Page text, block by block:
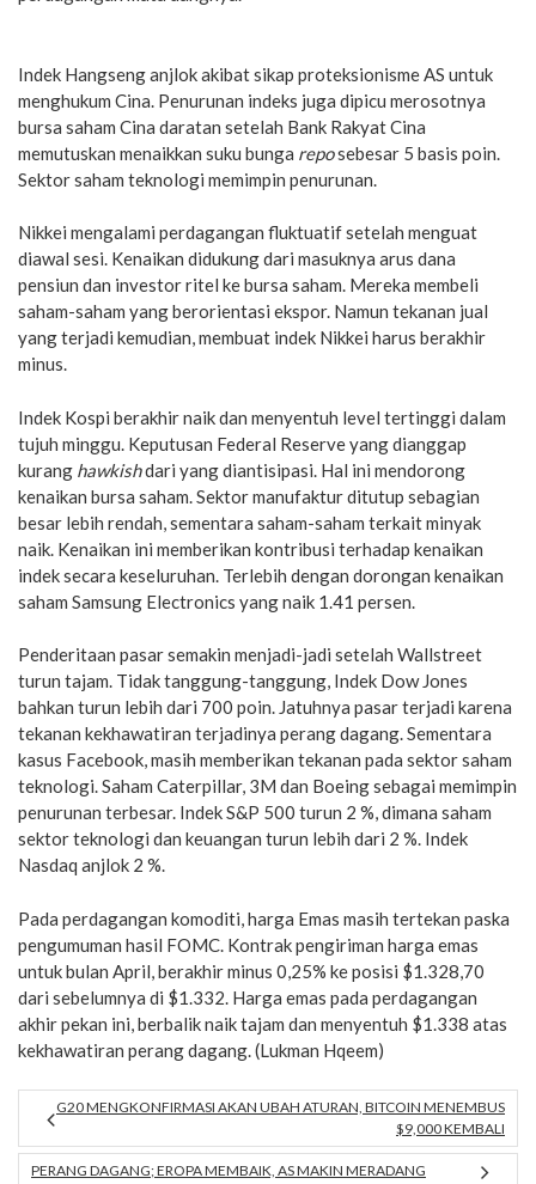
Indek Hangseng anjlok akibat sikap proteksionisme AS untuk
menghukum Cina. Penurunan indeks juga dipicu merosotnya
bursa saham Cina daratan setelah Bank Rakyat Cina
memutuskan menaikkan suku bunga reposebesar 5 basis poin.
Sektor saham teknologi memimpin penurunan.
Nikkei mengalami perdagangan fluktuatif setelah menguat
diawal sesi. Kenaikan didukung dari masuknya arus dana
pensiun dan investor ritel ke bursa saham. Mereka membeli
saham-saham yang berorientasi ekspor. Namun tekanan jual
yang terjadi kemudian, membuat indek Nikkei harus berakhir
minus.
Indek Kospi berakhir naik dan menyentuh level tertinggi dalam
tujuh minggu. Keputusan Federal Reserve yang dianggap
kurang hawkishdari yang diantisipasi. Hal ini mendorong
kenaikan bursa saham. Sektor manufaktur ditutup sebagian
besar lebih rendah, sementara saham-saham terkait minyak
naik. Kenaikan ini memberikan kontribusi terhadap kenaikan
indek secara keseluruhan. Terlebih dengan dorongan kenaikan
saham Samsung Electronics yang naik 1.41 persen.
Penderitaan pasar semakin menjadi-jadi setelah Wallstreet
turun tajam. Tidak tanggung-tanggung, Indek Dow Jones
bahkan turun lebih dari 700 poin. Jatuhnya pasar terjadi karena
tekanan kekhawatiran terjadinya perang dagang. Sementara
kasus Facebook, masih memberikan tekanan pada sektor saham
teknologi. Saham Caterpillar, 3M dan Boeing sebagai memimpin
penurunan terbesar. Indek S&P 500 turun 2 %, dimana saham
sektor teknologi dan keuangan turun lebih dari 2 %. Indek
Nasdaq anjlok 2 %.
Pada perdagangan komoditi, harga Emas masih tertekan paska
pengumuman hasil FOMC. Kontrak pengiriman harga emas
untuk bulan April, berakhir minus 0,25% ke posisi $1.328,70
dari sebelumnya di $1.332. Harga emas pada perdagangan
akhir pekan ini, berbalik naik tajam dan menyentuh $1.338 atas
kekhawatiran perang dagang. (Lukman Hqeem)
G20 MENGKONFIRMASI AKAN UBAH ATURAN, BITCOIN MENEMBUS
$9,000 KEMBALI
PERANG DAGANG; EROPA MEMBAIK, AS MAKIN MERADANG